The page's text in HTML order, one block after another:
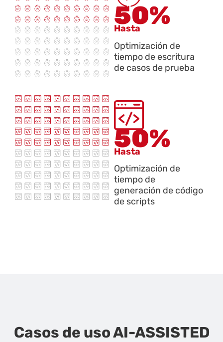
50%
Hasta
Optimización de
tiempo de escritura
de casos de prueba
50%
Hasta
Optimización de
tiempo de
generación de código
de scripts
Casos de uso AI-ASSISTED